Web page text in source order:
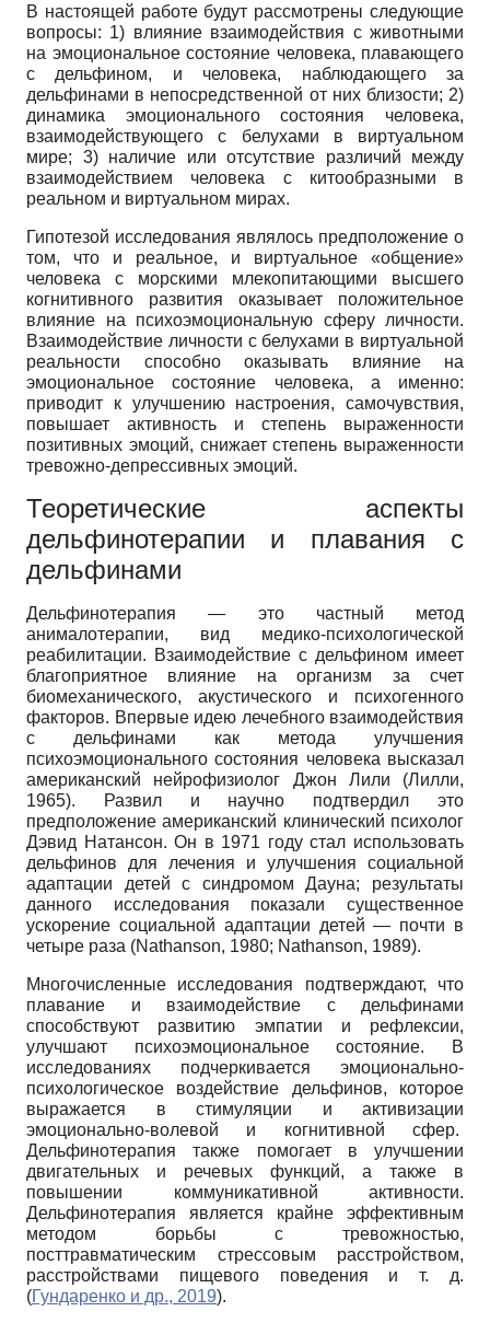
В настоящей работе будут рассмотрены следующие
вопросы: 1) влияние взаимодействия с животными
на эмоциональное состояние человека, плавающего
с дельфином, и человека, наблюдающего за
дельфинами в непосредственной от них близости; 2)
динамика эмоционального состояния человека,
взаимодействующего с белухами в виртуальном
мире; 3) наличие или отсутствие различий между
взаимодействием человека с китообразными в
реальном и виртуальном мирах.
Гипотезой исследования являлось предположение о
том, что и реальное, и виртуальное «общение»
человека с морскими млекопитающими высшего
когнитивного развития оказывает положительное
влияние на психоэмоциональную сферу личности.
Взаимодействие личности с белухами в виртуальной
реальности способно оказывать влияние на
эмоциональное состояние человека, а именно:
приводит к улучшению настроения, самочувствия,
повышает активность и степень выраженности
позитивных эмоций, снижает степень выраженности
тревожно-депрессивных эмоций.
Теоретические аспекты
дельфинотерапии и плавания с
дельфинами
Дельфинотерапия — это частный метод
анималотерапии, вид медико-психологической
реабилитации. Взаимодействие с дельфином имеет
благоприятное влияние на организм за счет
биомеханического, акустического и психогенного
факторов. Впервые идею лечебного взаимодействия
с дельфинами как метода улучшения
психоэмоционального состояния человека высказал
американский нейрофизиолог Джон Лили (Лилли,
1965). Развил и научно подтвердил это
предположение американский клинический психолог
Дэвид Натансон. Он в 1971 году стал использовать
дельфинов для лечения и улучшения социальной
адаптации детей с синдромом Дауна; результаты
данного исследования показали существенное
ускорение социальной адаптации детей — почти в
четыре раза (Nathanson, 1980; Nathanson, 1989).
Многочисленные исследования подтверждают, что
плавание и взаимодействие с дельфинами
способствуют развитию эмпатии и рефлексии,
улучшают психоэмоциональное состояние. В
исследованиях подчеркивается эмоционально-
психологическое воздействие дельфинов, которое
выражается в стимуляции и активизации
эмоционально-волевой и когнитивной сфер.
Дельфинотерапия также помогает в улучшении
двигательных и речевых функций, а также в
повышении коммуникативной активности.
Дельфинотерапия является крайне эффективным
методом борьбы с тревожностью,
посттравматическим стрессовым расстройством,
расстройствами пищевого поведения и т. д.
(Гундаренко и др., 2019).